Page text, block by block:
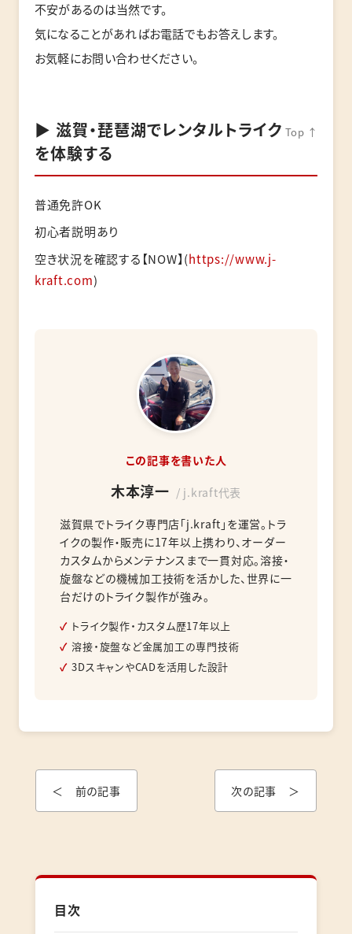
不安があるのは当然です。
気になることがあればお電話でもお答えします。
お気軽にお問い合わせください。
▶ 滋賀・琵琶湖でレンタルトライク
を体験する
Top ↑
普通免許OK
初心者説明あり
空き状況を確認する【NOW】(https://www.j-
kraft.com)
この記事を書いた人
木本淳一 / j.kraft代表
滋賀県でトライク専門店「j.kraft」を運営。トラ
イクの製作・販売に17年以上携わり、オーダー
カスタムからメンテナンスまで一貫対応。溶接・
旋盤などの機械加工技術を活かした、世界に一
台だけのトライク製作が強み。
トライク製作・カスタム歴17年以上
溶接・旋盤など金属加工の専門技術
3DスキャンやCADを活用した設計
＜ 前の記事 次の記事 ＞
目次